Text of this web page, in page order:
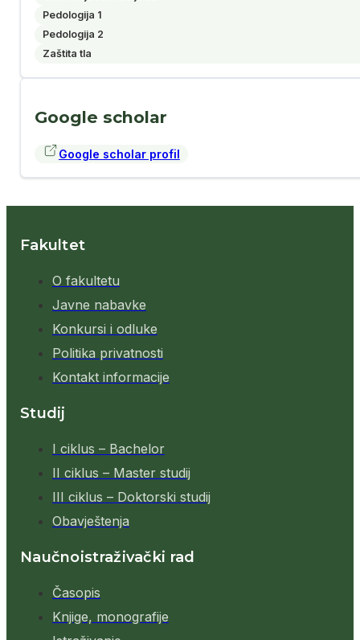
Pedologija 1
Pedologija 2
Zaštita tla
Google scholar
Google scholar profil
Fakultet
O fakultetu
Javne nabavke
Konkursi i odluke
Politika privatnosti
Kontakt informacije
Studij
I ciklus – Bachelor
II ciklus – Master studij
III ciklus – Doktorski studij
Obavještenja
Naučnoistraživački rad
Časopis
Knjige, monografije